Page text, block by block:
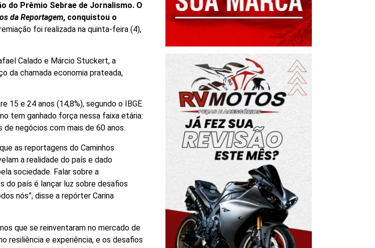
do Prêmio Sebrae de Jornalismo. O
da Reportagem, conquistou o
foi realizada na quinta-feira (4),
Calado e Márcio Stuckert, a
da chamada economia prateada,
15 e 24 anos (14,8%), segundo o IBGE.
tem ganhado força nessa faixa etária:
negócios com mais de 60 anos.
as reportagens do Caminhos
a realidade do país e dado
sociedade. Falar sobre a
do país é lançar luz sobre desafios
nós”, disse a repórter Carina
que se reinventaram no mercado de
resiliência e experiência, e os desafios